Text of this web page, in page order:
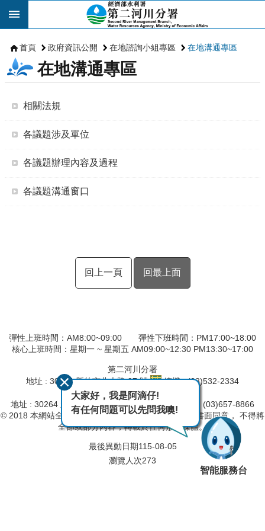
跳到主要內容區塊
首頁 政府資訊公開 在地諮詢小組專區 在地溝通專區
在地溝通專區
相關法規
各議題涉及單位
各議題辦理內容及過程
各議題溝通窗口
回上一頁 回最上面
彈性上班時間：AM8:00~09:00 彈性下班時間：PM17:00~18:00
核心上班時間：星期一 ~ 星期五 AM09:00~12:30 PM13:30~17:00
第二河川分署
地址 : 30044 新竹市北大路 97 號
總機 : (03)532-2334
桃竹苗區域水情中心
地址 : 30264 新竹縣竹北市莊敬南路201號
總機 : (03)657-8866
© 2018 本網站全部圖文版權係屬本局所有，非經正式書面同意， 不得將
全部或部分內容，轉載於任何形式媒體。
最後異動日期115-08-05
瀏覽人次273
大家好，我是阿滴仔!
有任何問題可以先問我噢!
智能服務台